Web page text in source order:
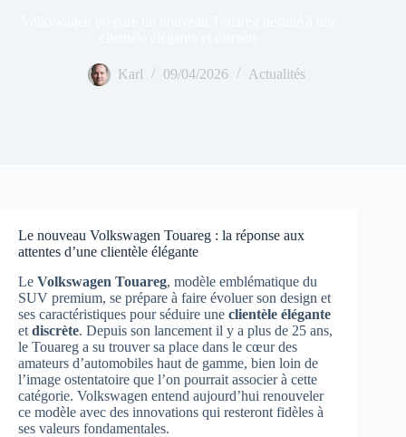
Karl 09/04/2026 Actualités
Le nouveau Volkswagen Touareg : la réponse aux
attentes d’une clientèle élégante
Le Volkswagen Touareg, modèle emblématique du
SUV premium, se prépare à faire évoluer son design et
ses caractéristiques pour séduire une clientèle élégante
et discrète. Depuis son lancement il y a plus de 25 ans,
le Touareg a su trouver sa place dans le cœur des
amateurs d’automobiles haut de gamme, bien loin de
l’image ostentatoire que l’on pourrait associer à cette
catégorie. Volkswagen entend aujourd’hui renouveler
ce modèle avec des innovations qui resteront fidèles à
ses valeurs fondamentales.